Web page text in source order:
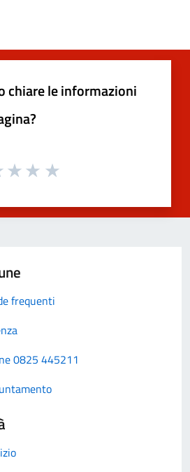
chiare le informazioni
frequenti
0825 445211